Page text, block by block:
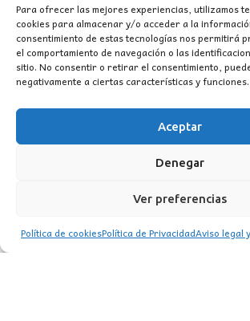
Para ofrecer las mejores experiencias, utilizamos
cookies para almacenar y/o acceder a la
consentimiento de estas tecnologías nos permitirá
el comportamiento de navegación o las
sitio. No consentir o retirar el consentimiento,
negativamente a ciertas características y funciones.
Aceptar
Denegar
Ver preferencias
Política de cookiesPolítica de PrivacidadAviso legal
WhatsApp
TikTok
Instagram